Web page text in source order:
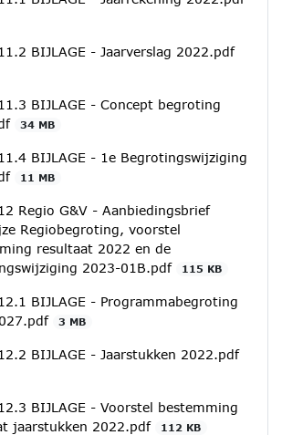
BIJLAGE - Jaarverslag 2022.pdf
BIJLAGE - Concept begroting
34 MB
BIJLAGE - 1e Begrotingswijziging
11 MB
Regio G&V - Aanbiedingsbrief
Regiobegroting, voorstel
resultaat 2022 en de
2023-01B.pdf
115 KB
BIJLAGE - Programmabegroting
3 MB
BIJLAGE - Jaarstukken 2022.pdf
BIJLAGE - Voorstel bestemming
jaarstukken 2022.pdf
112 KB